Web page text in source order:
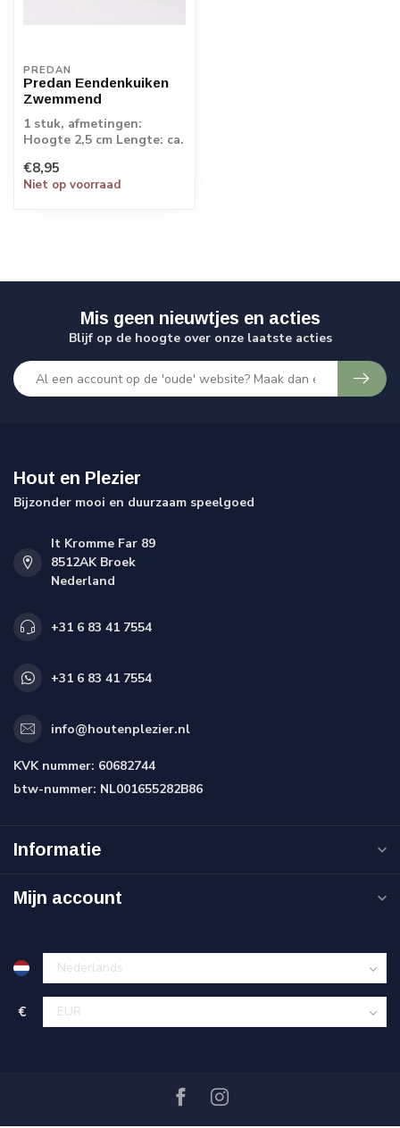
PREDAN
Predan Eendenkuiken
Zwemmend
1 stuk, afmetingen:
Hoogte 2,5 cm Lengte: ca.
€8,95
Niet op voorraad
Mis geen nieuwtjes en acties
Blijf op de hoogte over onze laatste acties
Hout en Plezier
Bijzonder mooi en duurzaam speelgoed
It Kromme Far 89
8512AK Broek
Nederland
+31 6 83 41 7554
+31 6 83 41 7554
info@houtenplezier.nl
KVK nummer: 60682744
btw-nummer: NL001655282B86
Informatie
Mijn account
€